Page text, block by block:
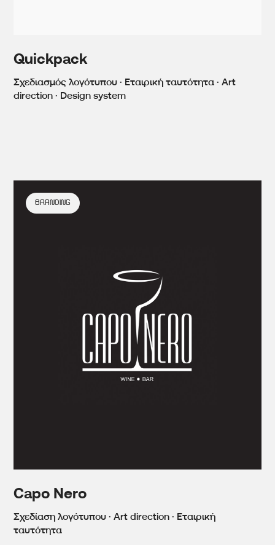
Quickpack
Σχεδιασμός λογότυπου · Εταιρική ταυτότητα · Art
direction · Design system
Capo Nero
Σχεδίαση λογότυπου · Art direction · Εταιρική
ταυτότητα
BRANDING